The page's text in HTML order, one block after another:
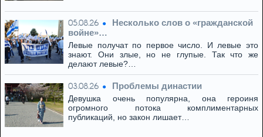
05.08.26
Несколько слов о «гражданской
войне»…
Левые получат по первое число. И левые это
знают. Они злые, но не глупые. Так что же
делают левые?…
03.08.26 Проблемы династии
Девушка очень популярна, она героиня
огромного потока комплиментарных
публикаций, но закон лишает…